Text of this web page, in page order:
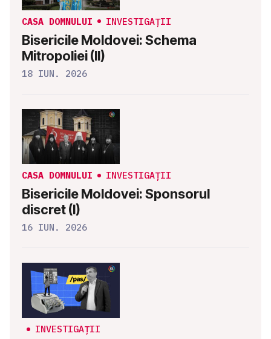
CASA DOMNULUI INVESTIGAȚII
Bisericile Moldovei: Schema
Mitropoliei (II)
18 IUN. 2026
CASA DOMNULUI INVESTIGAȚII
Bisericile Moldovei: Sponsorul
discret (I)
16 IUN. 2026
INVESTIGAȚII